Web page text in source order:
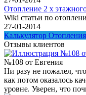
Отопление 2 х
Wiki статьи по
27-01-2014
Калькулятор Отопления
Отзывы клиентов
№108 от Евгения
Ни разу не пожалел,
как потом оказалось
уровне. Уверен, что